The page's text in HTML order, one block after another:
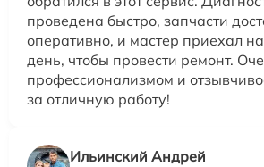
проведена быстро, запчасти
оперативно, и мастер приехал
день, чтобы провести ремонт.
профессионализмом и
за отличную работу!
Ильинский Андрей